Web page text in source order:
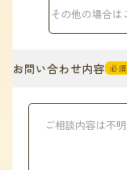
お問い合わせ内容 必須